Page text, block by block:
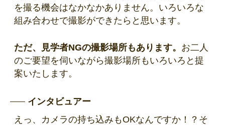
を撮る機会はなかなかありません。いろいろな
組み合わせで撮影ができたらと思います。
ただ、見学者NGの撮影場所もあります。 お二人
のご要望を伺いながら撮影場所もいろいろと提
案いたします。
インタビュアー
えっ、カメラの持ち込みもOKなんですか！？そ